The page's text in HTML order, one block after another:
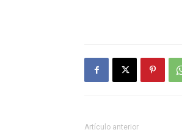
Artículo anterior